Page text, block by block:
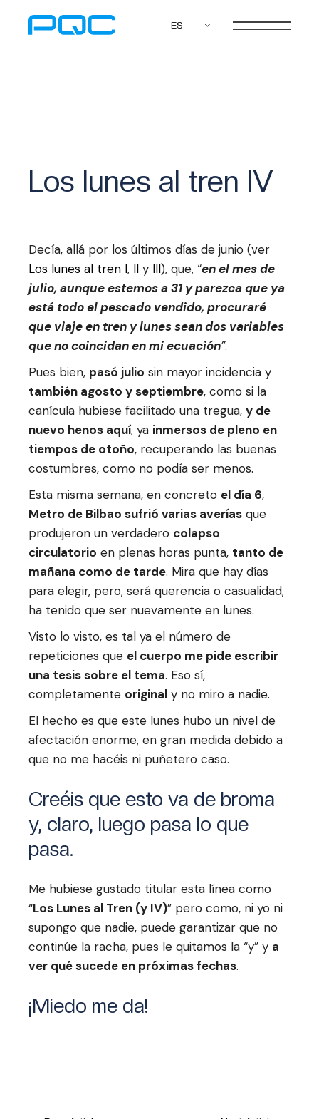
ES
Los lunes al tren IV
Decía, allá por los últimos días de junio (ver
Los lunes al tren I, II y III), que, “en el mes de
julio, aunque estemos a 31 y parezca que ya
está todo el pescado vendido, procuraré
que viaje en tren y lunes sean dos variables
que no coincidan en mi ecuación”.
Pues bien, pasó julio sin mayor incidencia y
también agosto y septiembre, como si la
canícula hubiese facilitado una tregua, y de
nuevo henos aquí, ya inmersos de pleno en
tiempos de otoño, recuperando las buenas
costumbres, como no podía ser menos.
Esta misma semana, en concreto el día 6,
Metro de Bilbao sufrió varias averías que
produjeron un verdadero colapso
circulatorio en plenas horas punta, tanto de
mañana como de tarde. Mira que hay días
para elegir, pero, será querencia o casualidad,
ha tenido que ser nuevamente en lunes.
Visto lo visto, es tal ya el número de
repeticiones que el cuerpo me pide escribir
una tesis sobre el tema. Eso sí,
completamente original y no miro a nadie.
El hecho es que este lunes hubo un nivel de
afectación enorme, en gran medida debido a
que no me hacéis ni puñetero caso.
Creéis que esto va de broma
y, claro, luego pasa lo que
pasa.
Me hubiese gustado titular esta línea como
“Los Lunes al Tren (y IV)” pero como, ni yo ni
supongo que nadie, puede garantizar que no
continúe la racha, pues le quitamos la “y” y a
ver qué sucede en próximas fechas.
¡Miedo me da!